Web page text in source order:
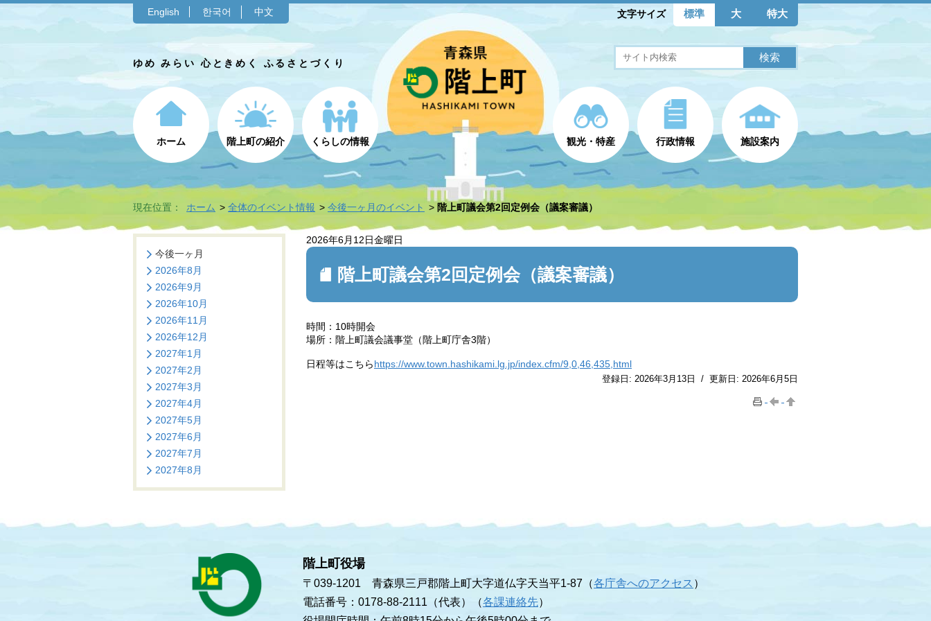
English 한국어 中文 文字サイズ 標準 大 特大
ゆめ みらい 心ときめく ふるさとづくり
ホーム 階上町の紹介 くらしの情報 観光・特産 行政情報 施設案内
現在位置： ホーム 全体のイベント情報 今後一ヶ月のイベント 階上町議会第2回定例会（議案審議）
今後一ヶ月
2026年8月
2026年9月
2026年10月
2026年11月
2026年12月
2027年1月
2027年2月
2027年3月
2027年4月
2027年5月
2027年6月
2027年7月
2027年8月
2026年6月12日金曜日
階上町議会第2回定例会（議案審議）
時間：10時開会
場所：階上町議会議事堂（階上町庁舎3階）
日程等はこちらhttps://www.town.hashikami.lg.jp/index.cfm/9,0,46,435,html
登録日: 2026年3月13日 / 更新日: 2026年6月5日
階上町役場
〒039-1201 青森県三戸郡階上町大字道仏字天当平1-87（各庁舎へのアクセス ）
電話番号：0178-88-2111（代表）（各課連絡先）